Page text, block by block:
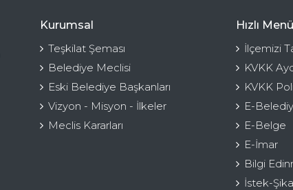
Kurumsal
Teşkilat Şeması
Belediye Meclisi
Eski Belediye Başkanları
Vizyon - Misyon - İlkeler
Meclis Kararları
Hızlı Menü
İlçemizi
KVKK
KVKK
E-
E-Belge
E-İmar
Bilgi
İstek-